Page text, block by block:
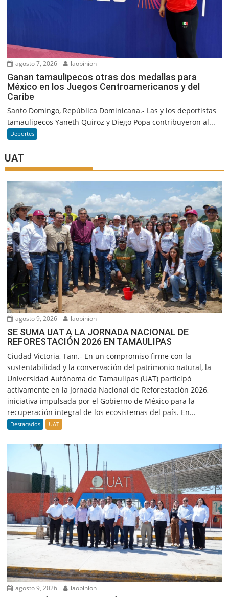
agosto 7, 2026 laopinion
Ganan tamaulipecos otras dos medallas para
México en los Juegos Centroamericanos y del
Caribe
Santo Domingo, República Dominicana.- Las y los deportistas
tamaulipecos Yaneth Quiroz y Diego Popa contribuyeron al...
Deportes
UAT
agosto 9, 2026 laopinion
SE SUMA UAT A LA JORNADA NACIONAL DE
REFORESTACIÓN 2026 EN TAMAULIPAS
Ciudad Victoria, Tam.- En un compromiso firme con la
sustentabilidad y la conservación del patrimonio natural, la
Universidad Autónoma de Tamaulipas (UAT) participó
activamente en la Jornada Nacional de Reforestación 2026,
iniciativa impulsada por el Gobierno de México para la
recuperación integral de los ecosistemas del país. En...
Destacados UAT
agosto 9, 2026 laopinion